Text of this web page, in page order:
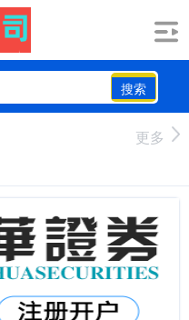
搜索
更多